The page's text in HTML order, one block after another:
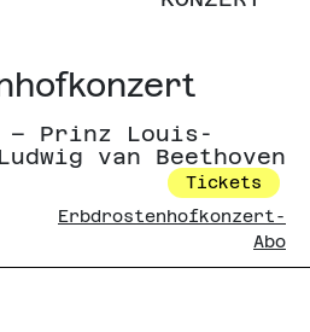
– Prinz Louis-
van Beethoven
Tickets
Erbdrostenhofkonzert-
Abo